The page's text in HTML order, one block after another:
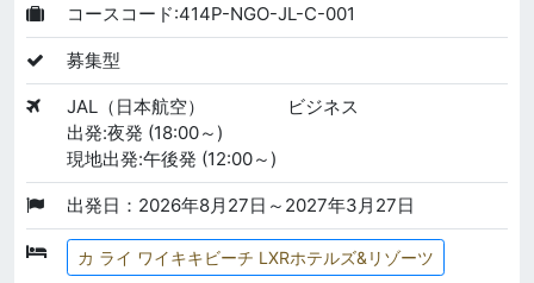
コースコード:414P-NGO-JL-C-001
募集型
JAL（日本航空）
ビジネス
出発:夜発 (18:00～)
現地出発:午後発 (12:00～)
出発日：2026年8月27日～2027年3月27日
カ ライ ワイキキビーチ LXRホテルズ&リゾーツ